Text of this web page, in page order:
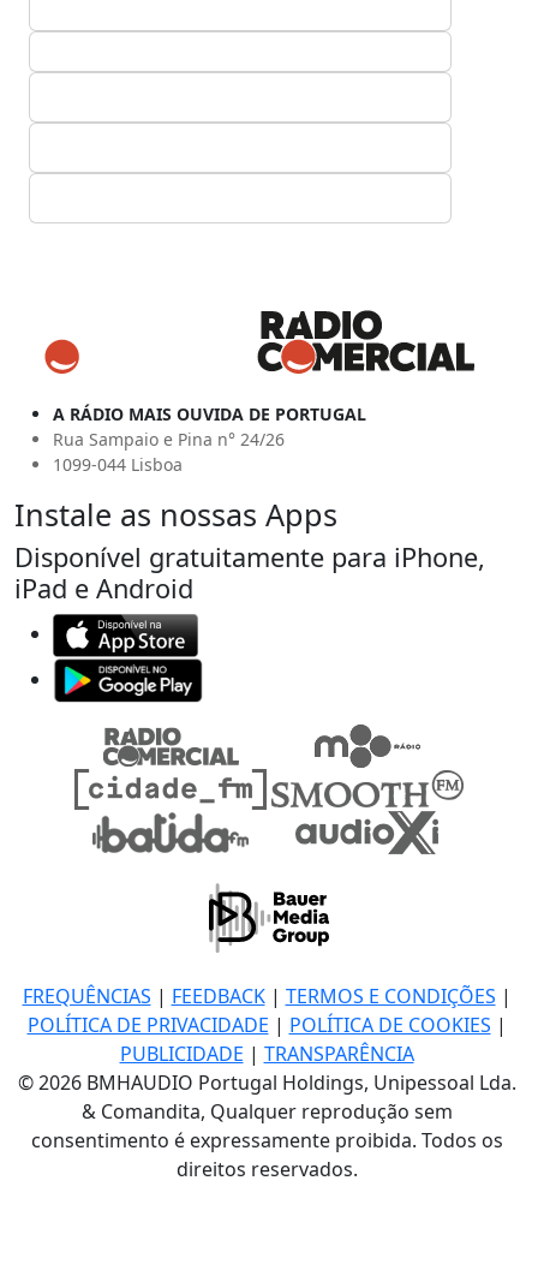
A RÁDIO MAIS OUVIDA DE PORTUGAL
Rua Sampaio e Pina n° 24/26
1099-044 Lisboa
Instale as nossas Apps
Disponível gratuitamente para iPhone,
iPad e Android
FREQUÊNCIAS | FEEDBACK| TERMOS E CONDIÇÕES |
POLÍTICA DE PRIVACIDADE | POLÍTICA DE COOKIES |
PUBLICIDADE | TRANSPARÊNCIA
© 2026 BMHAUDIO Portugal Holdings, Unipessoal Lda.
& Comandita, Qualquer reprodução sem
consentimento é expressamente proibida. Todos os
direitos reservados.